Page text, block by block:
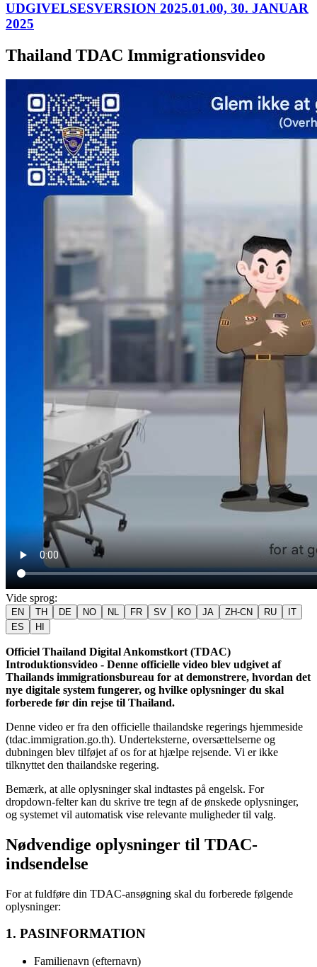
UDGIVELSESVERSION 2025.01.00, 30. JANUAR
2025
Thailand TDAC Immigrationsvideo
Vide sprog:
EN TH DE NO NL FR SV KO JA ZH-CN RU
IT
ES
HI
Officiel Thailand Digital Ankomstkort (TDAC)
Introduktionsvideo - Denne officielle video blev udgivet af
Thailands immigrationsbureau for at demonstrere, hvordan det
nye digitale system fungerer, og hvilke oplysninger du skal
forberede før din rejse til Thailand.
Denne video er fra den officielle thailandske regerings hjemmeside
(tdac.immigration.go.th). Underteksterne, oversættelserne og
dubningen blev tilføjet af os for at hjælpe rejsende. Vi er ikke
tilknyttet den thailandske regering.
Bemærk, at alle oplysninger skal indtastes på engelsk. For
dropdown-felter kan du skrive tre tegn af de ønskede oplysninger,
og systemet vil automatisk vise relevante muligheder til valg.
Nødvendige oplysninger til TDAC-
indsendelse
For at fuldføre din TDAC-ansøgning skal du forberede følgende
oplysninger:
1. PASINFORMATION
Familienavn (efternavn)